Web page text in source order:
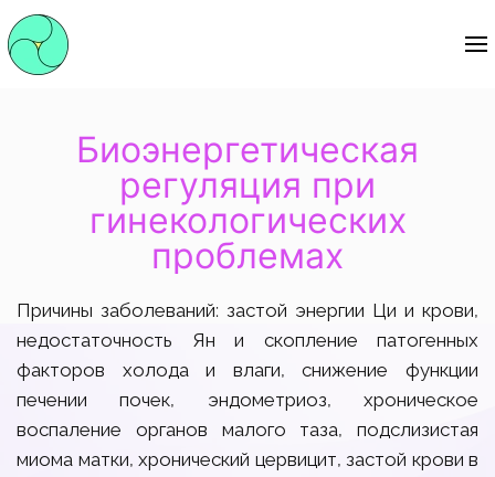
Биоэнергетическая
регуляция при
гинекологических
проблемах
Причины заболеваний: застой энергии Ци и крови,
недостаточность Ян и скопление патогенных
факторов холода и влаги, снижение функции
печении почек, эндометриоз, хроническое
воспаление органов малого таза, подслизистая
миома матки, хронический цервицит, застой крови в